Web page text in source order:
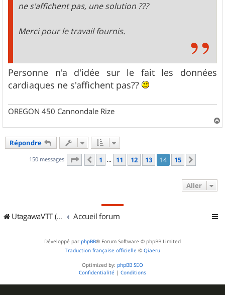
ne s'affichent pas, une solution ???
Merci pour le travail fournis.
Personne n'a d'idée sur le fait les données
cardiaques ne s'affichent pas??
OREGON 450 Cannondale Rize
a
Répondre
150 messages Page 14 sur15
Précédent
1 … 11 12 13 14 15
Aller
UtagawaVTT (Randos VTT et VTTAE avec traces GPS) Accueil forum
Développé par phpBB® Forum Software © phpBB Limited
Traduction française officielle © Qiaeru
Optimized by: phpBB SEO
Confidentialité | Conditions